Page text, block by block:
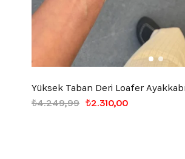
Yüksek Taban Deri Loafer
₺2.310,00
₺4.249,99